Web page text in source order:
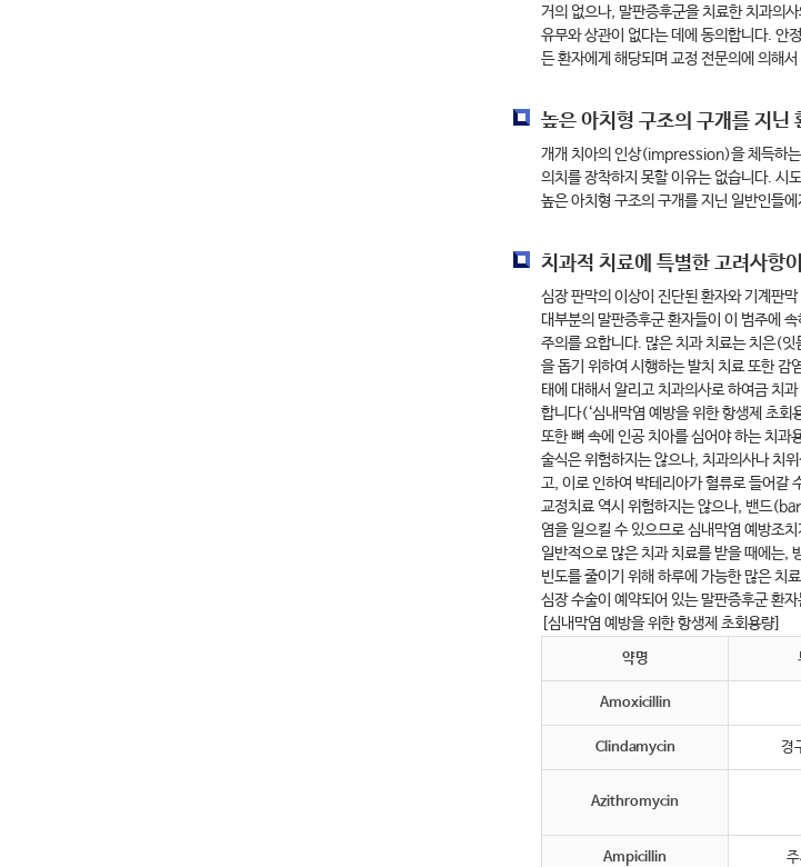
거의 없으나, 말판증후군을 치료한 치과의
유무와 상관이 없다는 데에 동의합니다. 안
든 환자에게 해당되며 교정 전문의에 의해
높은 아치형 구조의 구개를 지닌
개개 치아의 인상(impression)을 체득하는
의치를 장착하지 못할 이유는 없습니다. 시
높은 아치형 구조의 구개를 지닌 일반인들
치과적 치료에 특별한 고려사항
심장 판막의 이상이 진단된 환자와 기계판
대부분의 말판증후군 환자들이 이 범주에
주의를 요합니다. 많은 치과 치료는 치은(
을 돕기 위하여 시행하는 발치 치료 또한
태에 대해서 알리고 치과의사로 하여금 치
합니다(‘심내막염 예방을 위한 항생제 초회
또한 뼈 속에 인공 치아를 심어야 하는 치
술식은 위험하지는 않으나, 치과의사나 치
고, 이로 인하여 박테리아가 혈류로 들어갈
교정치료 역시 위험하지는 않으나, 밴드
염을 일으킬 수 있으므로 심내막염 예방조
일반적으로 많은 치과 치료를 받을 때에는,
빈도를 줄이기 위해 하루에 가능한 많은 치
심장 수술이 예약되어 있는 말판증후군 환
[심내막염 예방을 위한 항생제 초회용량]
약명
Amoxicillin
Clindamycin 경
Azithromycin
Ampicillin